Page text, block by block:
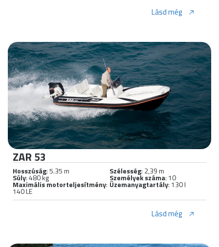
Lásd még
ZAR 53
Hosszúság: 5.35 m Szélesség: 2,39 m
Súly: 480 kg Személyek száma: 10
Maximális motorteljesítmény:
140 LE
Üzemanyagtartály: 130 l
Lásd még